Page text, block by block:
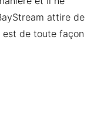
attire de
est de toute façon